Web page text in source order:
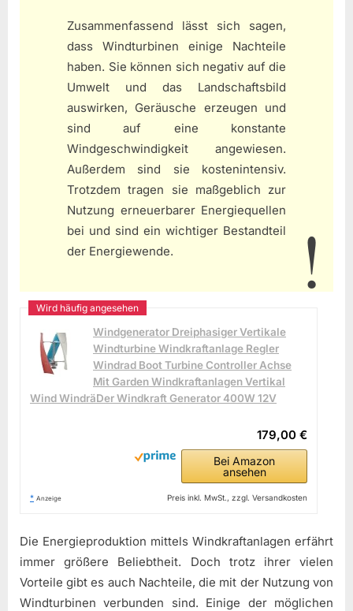
Zusammenfassend lässt sich sagen,
dass Windturbinen einige Nachteile
haben. Sie können sich negativ auf die
Umwelt und das Landschaftsbild
auswirken, Geräusche erzeugen und
sind auf eine konstante
Windgeschwindigkeit angewiesen.
Außerdem sind sie kostenintensiv.
Trotzdem tragen sie maßgeblich zur
Nutzung erneuerbarer Energiequellen
bei und sind ein wichtiger Bestandteil
der Energiewende.
Windgenerator Dreiphasiger Vertikale
Windturbine Windkraftanlage Regler
Windrad Boot Turbine Controller Achse
Mit Garden Windkraftanlagen Vertikal
Wind WindräDer Windkraft Generator 400W 12V
179,00 €
Bei Amazon
ansehen
* Anzeige Preis inkl. MwSt., zzgl. Versandkosten
Die Energieproduktion mittels Windkraftanlagen erfährt
immer größere Beliebtheit. Doch trotz ihrer vielen
Vorteile gibt es auch Nachteile, die mit der Nutzung von
Windturbinen verbunden sind. Einige der möglichen